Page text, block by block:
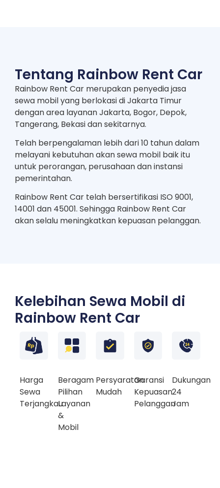
Tentang Rainbow Rent Car
Rainbow Rent Car merupakan penyedia jasa
sewa mobil yang berlokasi di Jakarta Timur
dengan area layanan Jakarta, Bogor, Depok,
Tangerang, Bekasi dan sekitarnya.
Telah berpengalaman lebih dari 10 tahun dalam
melayani kebutuhan akan sewa mobil baik itu
untuk perorangan, perusahaan dan instansi
pemerintahan.
Rainbow Rent Car telah bersertifikasi ISO 9001,
14001 dan 45001. Sehingga Rainbow Rent Car
akan selalu meningkatkan kepuasan pelanggan.
Kelebihan Sewa Mobil di
Rainbow Rent Car
Harga
Sewa
Terjangkau
Beragam
Pilihan
Layanan
&
Mobil
Persyaratan
Mudah
Garansi
Kepuasan
Pelanggan
Dukungan
24
Jam